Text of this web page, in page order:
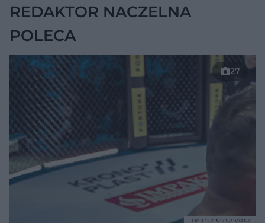
REDAKTOR NACZELNA
POLECA
27
TEKST SPONSOROWANY